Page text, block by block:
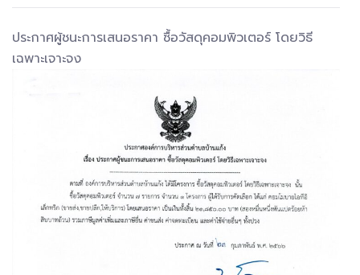
ประกาศผู้ชนะการเสนอราคา ซื้อวัสดุคอมพิวเตอร์ โดยวิธี
เฉพาะเจาะจง